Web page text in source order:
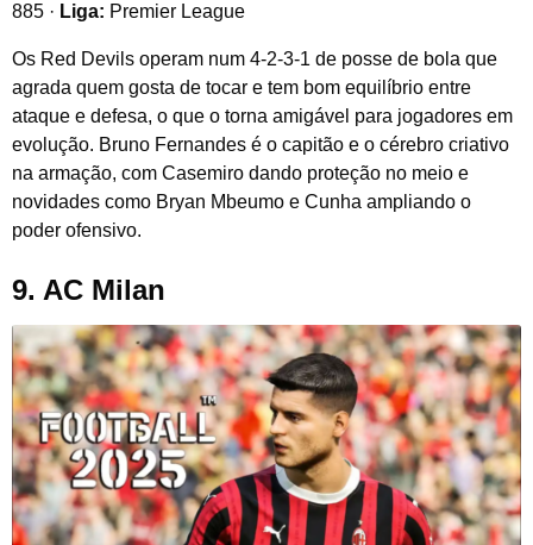
885 · Liga: Premier League
Os Red Devils operam num 4-2-3-1 de posse de bola que
agrada quem gosta de tocar e tem bom equilíbrio entre
ataque e defesa, o que o torna amigável para jogadores em
evolução. Bruno Fernandes é o capitão e o cérebro criativo
na armação, com Casemiro dando proteção no meio e
novidades como Bryan Mbeumo e Cunha ampliando o
poder ofensivo.
9. AC Milan